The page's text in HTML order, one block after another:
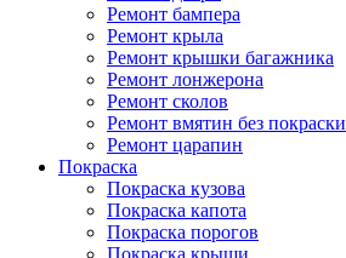
Ремонт бампера
Ремонт крыла
Ремонт крышки багажника
Ремонт лонжерона
Ремонт сколов
Ремонт вмятин без покраски
Ремонт царапин
Покраска
Покраска кузова
Покраска капота
Покраска порогов